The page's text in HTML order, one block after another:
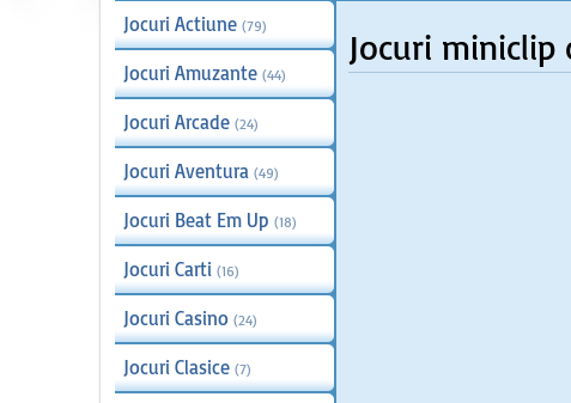
Jocuri Actiune (79)
Jocuri Amuzante (44)
Jocuri Arcade (24)
Jocuri Aventura (49)
Jocuri Beat Em Up (18)
Jocuri Carti (16)
Jocuri Casino (24)
Jocuri Clasice (7)
Jocuri miniclip